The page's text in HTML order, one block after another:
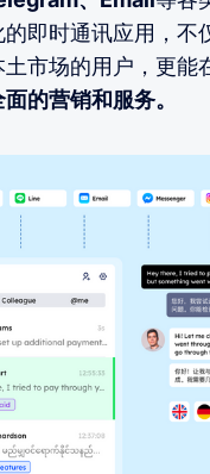
即时通讯应用，不
市场的用户，更能
的营销和服务。